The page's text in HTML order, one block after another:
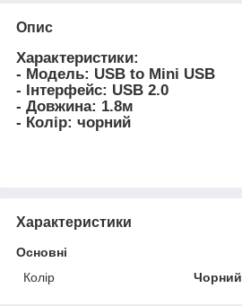
Опис
Характеристики:
- Модель: USB to Mini USB
- Інтерфейс: USB 2.0
- Довжина: 1.8м
- Колір: чорний
Характеристики
Основні
Колір
Чорний